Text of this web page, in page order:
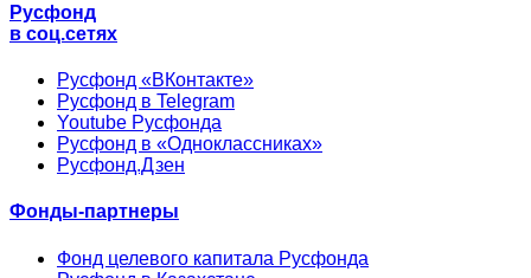
Русфонд
в соц.сетях
Русфонд «ВКонтакте»
Русфонд в Telegram
Youtube Русфонда
Русфонд в «Одноклассниках»
Русфонд.Дзен
Фонды-партнеры
Фонд целевого капитала Русфонда